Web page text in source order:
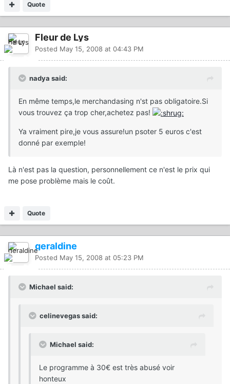
Quote
Fleur de Lys
Posted May 15, 2008 at 04:43 PM
nadya said:
En même temps,le merchandasing n'st pas obligatoire.Si
vous trouvez ça trop cher,achetez pas!
Ya vraiment pire,je vous assure!un psoter 5 euros c'est
donné par exemple!
Là n'est pas la question, personnellement ce n'est le prix qui
me pose problème mais le coût.
Quote
geraldine
Posted May 15, 2008 at 05:23 PM
Michael said:
celinevegas said:
Michael said:
Le programme à 30€ est très abusé voir
honteux